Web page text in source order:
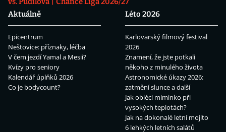
Aktuálně
Epicentrum
Neštovice: příznaky, léčba
V čem jezdí Yamal a Mesii?
Kvízy pro seniory
Kalendář úplňků 2026
Co je bodycount?
Léto 2026
Karlovarský filmový festival
2026
Znamení, že jste potkali
někoho z minulého života
Astronomické úkazy 2026:
zatmění slunce a další
Jak obléci miminko při
vysokých teplotách?
Jak na dokonalé letní mojito
6 lehkých letních salátů